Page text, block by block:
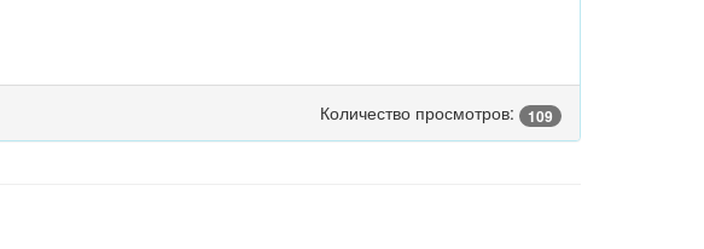
Количество просмотров: 109